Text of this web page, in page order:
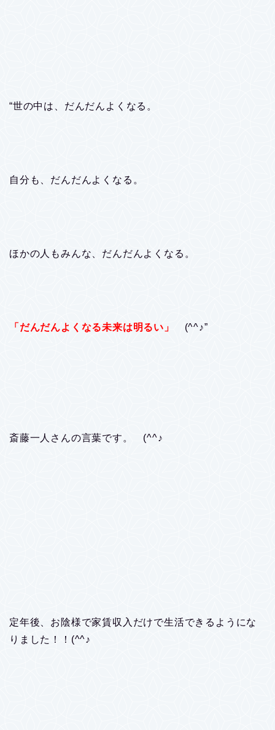
“世の中は、だんだんよくなる。
自分も、だんだんよくなる。
ほかの人もみんな、だんだんよくなる。
「だんだんよくなる未来は明るい」 (^^♪”
斎藤一人さんの言葉です。 (^^♪
定年後、お陰様で家賃収入だけで生活できるようにな
りました！！(^^♪